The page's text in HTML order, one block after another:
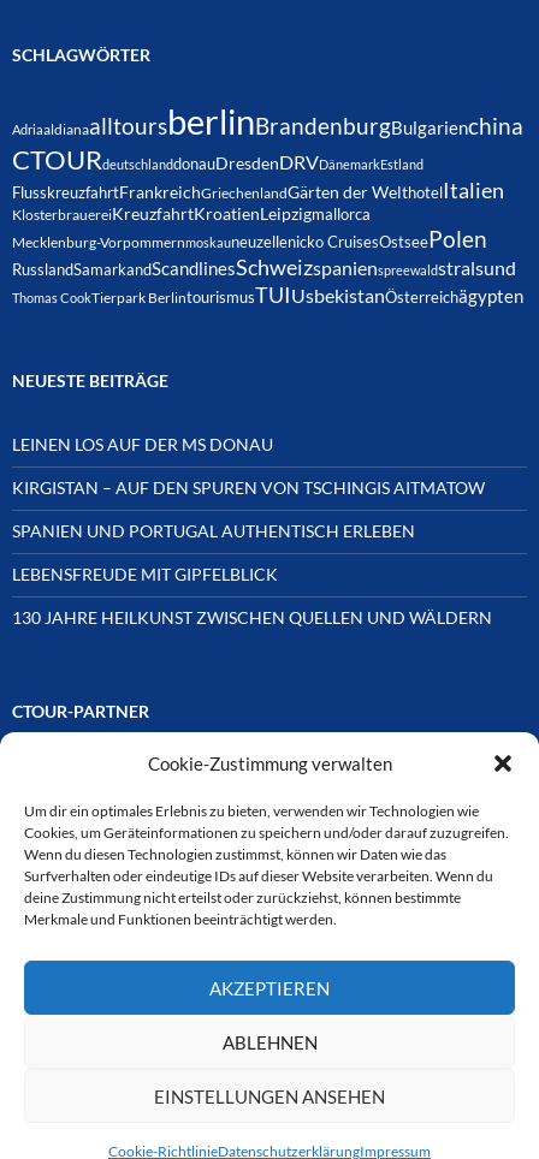
Cookie-Zustimmung verwalten
Um dir ein optimales Erlebnis zu bieten, verwenden wir Technologien wie
Cookies, um Geräteinformationen zu speichern und/oder darauf zuzugreifen.
Wenn du diesen Technologien zustimmst, können wir Daten wie das
Surfverhalten oder eindeutige IDs auf dieser Website verarbeiten. Wenn du
deine Zustimmung nicht erteilst oder zurückziehst, können bestimmte
Merkmale und Funktionen beeinträchtigt werden.
AKZEPTIEREN
ABLEHNEN
EINSTELLUNGEN ANSEHEN
Cookie-RichtlinieDatenschutzerklärungImpressum
SCHLAGWÖRTER
AdriaaldianaalltoursberlinBrandenburgBulgarienchina
CTOURdeutschlanddonauDresdenDRVDänemarkEstland
FlusskreuzfahrtFrankreichGriechenlandGärten der Welthotel Italien
KlosterbrauereiKreuzfahrtKroatienLeipzigmallorca
Mecklenburg-Vorpommernmoskauneuzellenicko CruisesOstseePolen
RusslandSamarkandScandlinesSchweizspanienspreewaldstralsund
Thomas CookTierpark BerlintourismusTUIUsbekistanÖsterreichägypten
NEUESTE BEITRÄGE
LEINEN LOS AUF DER MS DONAU
KIRGISTAN – AUF DEN SPUREN VON TSCHINGIS AITMATOW
SPANIEN UND PORTUGAL AUTHENTISCH ERLEBEN
LEBENSFREUDE MIT GIPFELBLICK
130 JAHRE HEILKUNST ZWISCHEN QUELLEN UND WÄLDERN
CTOUR-PARTNER
Unsere Reisejournalisten-Vereinigung ist über Mitglieder und
ausgewählten Partnern der Medien- und Tourismusbranche
verbunden. Hier eine
Auswahl der Online-Plattformen:
CTOUR der Club der Tourismus-Journalisten. Wir freuen uns immer
über Anfragen von neuen Mitgliedern. Nehmen Sie bei Interesse über
das Kontaktformular Kontakt zu uns auf. CTOUR über 30 Jahre im
Dienst des Reisejournalismus.
Datenschutzerklärung Stolz präsentiert von WordPress